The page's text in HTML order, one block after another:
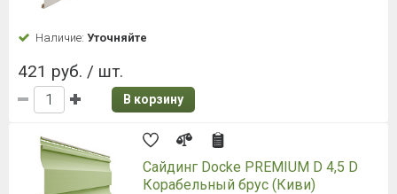
Наличие: Уточняйте
421 руб. / шт.
В корзину
Сайдинг Docke PREMIUM D 4,5 D
Корабельный брус (Киви)